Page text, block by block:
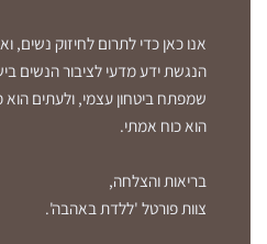
אנו כאן כדי לתרום לחיזוק נשים,
הנגשת ידע מדעי לציבור הנשים
שמפתח ביטחון עצמי, ולעתים
הוא כוח אמתי.
בריאות והצלחה,
צוות פורטל 'ללדת באהבה'.